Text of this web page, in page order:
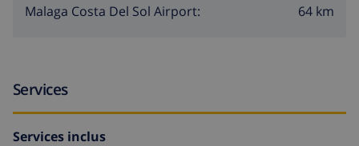
Malaga Costa Del Sol Airport:
64 km
Services
Services inclus